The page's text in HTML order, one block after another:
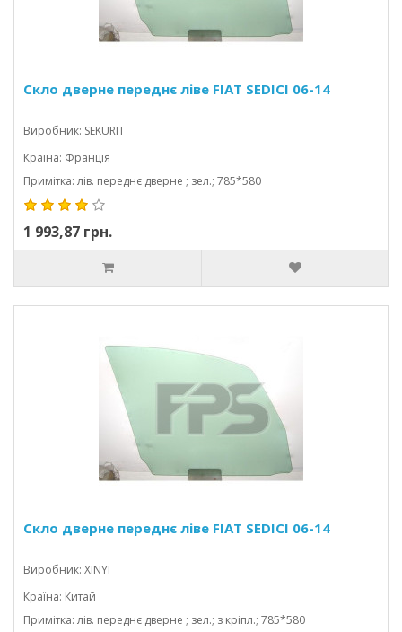
Скло дверне переднє ліве FIAT SEDICI 06-14
Виробник: SEKURIT
Країна: Франція
Примітка: лів. переднє дверне ; зел.; 785*580
1 993,87 грн.
Скло дверне переднє ліве FIAT SEDICI 06-14
Виробник: XINYI
Країна: Китай
Примітка: лів. переднє дверне ; зел.; з кріпл.; 785*580